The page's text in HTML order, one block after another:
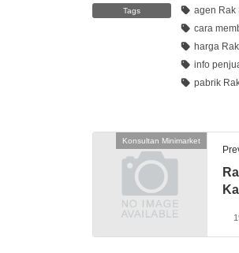
Tags agen Rak
cara
harga
info
pabrik
Konsultan Minimarket